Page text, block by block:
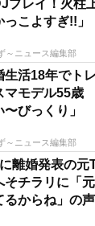
プレイ！火柱
っこよすぎ!!」
～ニュース編集部
生活18年でト
マモデル55歳
〜びっくり」
～ニュース編集部
離婚発表の
そチラリに「
るからね」の声